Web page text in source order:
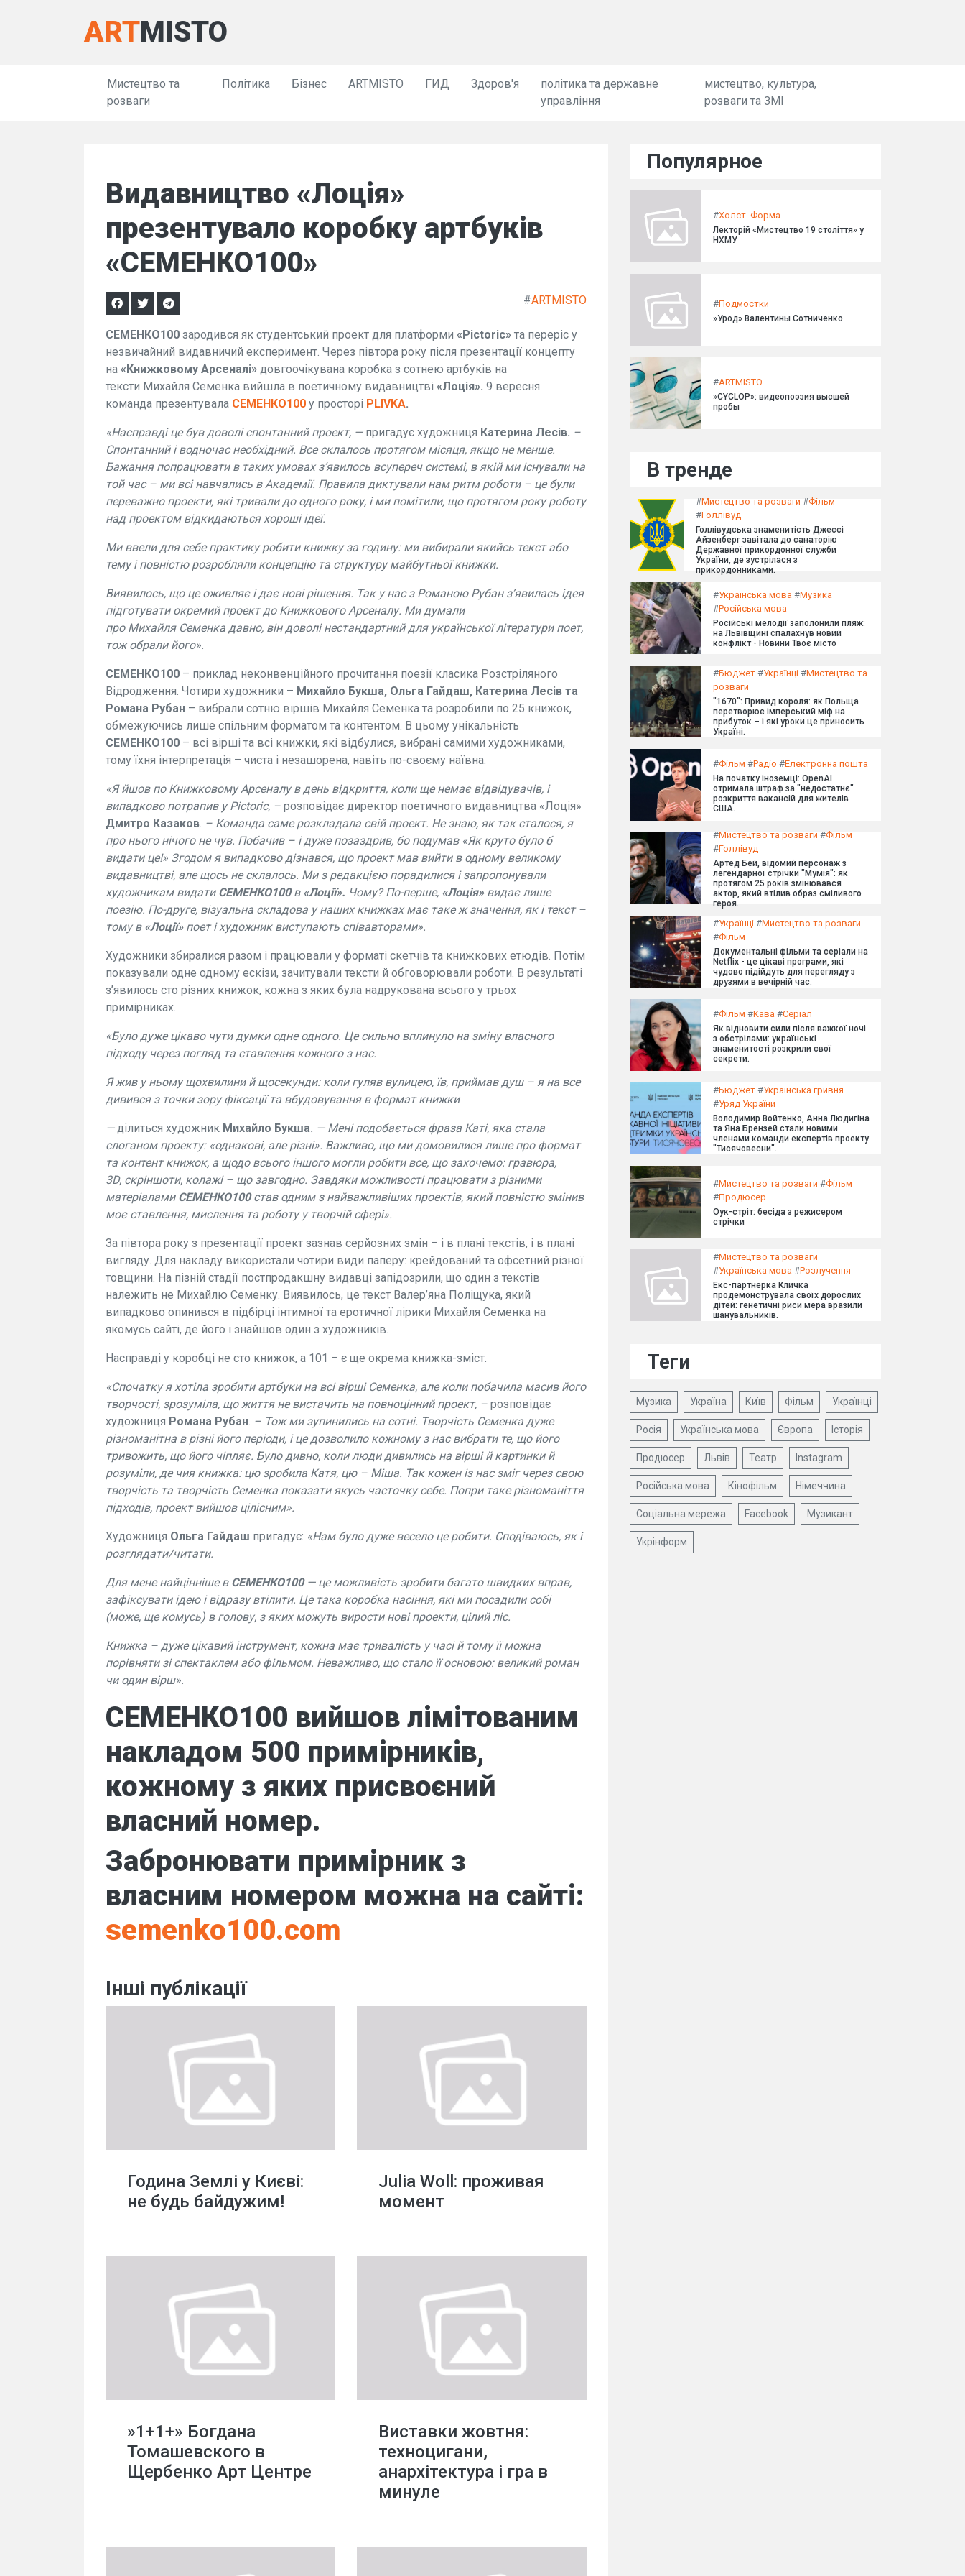
ARTMISTO
Мистецтво та
розваги
Політика Бізнес ARTMISTO ГИД Здоров'я
політика та державне
управління
мистецтво, культура,
розваги та ЗМІ
Видавництво «Лоція»
презентувало коробку артбуків
«СЕМЕНКО100»
#ARTMISTO
СЕМЕНКО100 зародився як студентський проект для платформи «Pictoric» та переріс у
незвичайний видавничий експеримент. Через півтора року після презентації концепту
на «Книжковому Арсеналі» довгоочікувана коробка з сотнею артбуків на
тексти Михайля Семенка вийшла в поетичному видавництві «Лоція». 9 вересня
команда презентувала СЕМЕНКО100 у просторі PLIVKA.
«Насправді це був доволі спонтанний проект, — пригадує художниця Катерина Лесів. –
Спонтанний і водночас необхідний. Все склалось протягом місяця, якщо не менше.
Бажання попрацювати в таких умовах з’явилось всупереч системі, в якій ми існували на
той час – ми всі навчались в Академії. Правила диктували нам ритм роботи – це були
переважно проекти, які тривали до одного року, і ми помітили, що протягом року роботу
над проектом відкидаються хороші ідеї.
Ми ввели для себе практику робити книжку за годину: ми вибирали якийсь текст або
тему і повністю розробляли концепцію та структуру майбутньої книжки.
Виявилось, що це оживляє і дає нові рішення. Так у нас з Романою Рубан з’явилась ідея
підготувати окремий проект до Книжкового Арсеналу. Ми думали
про МихайляСеменка давно, він доволі нестандартний для української літератури поет,
тож обрали його».
СЕМЕНКО100 – приклад неконвенційного прочитання поезії класика Розстріляного
Відродження. Чотири художники – Михайло Букша, Ольга Гайдаш, Катерина Лесів та
Романа Рубан – вибрали сотню віршів Михайля Семенка та розробили по 25 книжок,
обмежуючись лише спільним форматом та контентом. В цьому унікальність
СЕМЕНКО100 – всі вірші та всі книжки, які відбулися, вибрані самими художниками,
тому їхня інтерпретація – чиста і незашорена, навіть по-своєму наївна.
«Я йшов по Книжковому Арсеналу в день відкриття, коли ще немає відвідувачів, і
випадково потрапив у Pictoric, – розповідає директор поетичного видавництва «Лоція»
Дмитро Казаков. – Команда саме розкладала свій проект. Не знаю, як так сталося, я
про нього нічого не чув. Побачив – і дуже позаздрив, бо подумав «Як круто було б
видати це!» Згодом я випадково дізнався, що проект мав вийти в одному великому
видавництві, але щось не склалось. Ми з редакцією порадилися і запропонували
художникам видати СЕМЕНКО100в «Лоції». Чому? По-перше, «Лоція»видає лише
поезію. По-друге, візуальна складова у наших книжках має таке ж значення, як і текст –
тому в «Лоції»поет і художник виступають співавторами».
Художники збиралися разом і працювали у форматі скетчів та книжкових етюдів. Потім
показували одне одному ескізи, зачитували тексти й обговорювали роботи. В результаті
з’явилось сто різних книжок, кожна з яких була надрукована всього у трьох
примірниках.
«Було дуже цікаво чути думки одне одного. Це сильно вплинуло на зміну власного
підходу через погляд та ставлення кожного з нас.
Я жив у ньому щохвилини й щосекунди: коли гуляв вулицею, їв, приймав душ – я на все
дивився з точки зору фіксації та вбудовування в формат книжки
—ділиться художник Михайло Букша. — Мені подобається фраза Каті, яка стала
слоганом проекту: «однакові, але різні». Важливо, що ми домовилися лише про формат
та контент книжок, а щодо всього іншого могли робити все, що захочемо: гравюра,
3D, скріншоти, колажі – що завгодно. Завдяки можливості працювати з різними
матеріалами СЕМЕНКО100став одним з найважливіших проектів, який повністю змінив
моє ставлення, мислення та роботу у творчій сфері».
За півтора року з презентації проект зазнав серйозних змін – і в плані текстів, і в плані
вигляду. Для накладу використали чотири види паперу: крейдований та офсетний різної
товщини. На пізній стадії постпродакшну видавці запідозрили, що один з текстів
належить не Михайлю Семенку. Виявилось, це текст Валер’яна Поліщука, який
випадково опинився в підбірці інтимної та еротичної лірики Михайля Семенка на
якомусь сайті, де його і знайшов один з художників.
Насправді у коробці не сто книжок, а 101 – є ще окрема книжка-зміст.
«Спочатку я хотіла зробити артбукина всі вірші Семенка, але коли побачила масив його
творчості, зрозуміла, що життя не вистачить на повноцінний проект, – розповідає
художниця Романа Рубан. – Тож ми зупинились на сотні. Творчість Семенка дуже
різноманітна в різні його періоди, і це дозволило кожному з нас вибрати те, що його
тривожить, що його чіпляє. Було дивно, коли люди дивились на вірші й картинки й
розуміли, де чия книжка: цю зробила Катя, цю – Міша. Так кожен із нас зміг через свою
творчість та творчість Семенка показати якусь часточку себе. Попри таке різноманіття
підходів, проект вийшов цілісним».
Художниця Ольга Гайдаш пригадує: «Нам було дуже весело це робити. Сподіваюсь, як і
розглядати/читати.
Для мене найцінніше в СЕМЕНКО100— це можливість зробити багато швидких вправ,
зафіксувати ідею і відразу втілити. Це така коробка насіння, які ми посадили собі
(може, ще комусь) в голову, з яких можуть вирости нові проекти, цілий ліс.
Книжка – дуже цікавий інструмент, кожна має тривалість у часі й тому її можна
порівняти зі спектаклем або фільмом. Неважливо, що стало її основою: великий роман
чи один вірш».
СЕМЕНКО100 вийшов лімітованим
накладом 500 примірників,
кожному з яких присвоєний
власний номер.
Забронювати примірник з
власним номером можна на сайті:
semenko100.com
Інші публікації
Година Землі у Києві:
не будь байдужим!
Julia Woll: проживая
момент
»1+1+» Богдана
Томашевского в
Щербенко Арт Центре
Виставки жовтня:
техноцигани,
анархітектура і гра в
минуле
Популярное
#Холст. Форма
Лекторій «Мистецтво 19 століття» у
НХМУ
#Подмостки
»Урод» Валентины Сотниченко
#ARTMISTO
»CYCLOP»: видеопоэзия высшей
пробы
В тренде
#Мистецтво та розваги #Фільм
#Голлівуд
Голлівудська знаменитість Джессі
Айзенберг завітала до санаторію
Державної прикордонної служби
України, де зустрілася з
прикордонниками.
#Українська мова #Музика
#Російська мова
Російські мелодії заполонили пляж:
на Львівщині спалахнув новий
конфлікт - Новини Твоє місто
#Бюджет #Українці #Мистецтво та
розваги
"1670": Привид короля: як Польща
перетворює імперський міф на
прибуток – і які уроки це приносить
Україні.
#Фільм #Радіо #Електронна пошта
На початку іноземці: OpenAI
отримала штраф за "недостатнє"
розкриття вакансій для жителів
США.
#Мистецтво та розваги #Фільм
#Голлівуд
Артед Бей, відомий персонаж з
легендарної стрічки "Мумія": як
протягом 25 років змінювався
актор, який втілив образ сміливого
героя.
#Українці #Мистецтво та розваги
#Фільм
Документальні фільми та серіали на
Netflix - це цікаві програми, які
чудово підійдуть для перегляду з
друзями в вечірній час.
#Фільм #Кава #Серіал
Як відновити сили після важкої ночі
з обстрілами: українські
знаменитості розкрили свої
секрети.
#Бюджет #Українська гривня
#Уряд України
Володимир Войтенко, Анна Людигіна
та Яна Брензей стали новими
членами команди експертів проекту
"Тисячовесни".
#Мистецтво та розваги #Фільм
#Продюсер
Оук-стріт: бесіда з режисером
стрічки
#Мистецтво та розваги
#Українська мова #Розлучення
Екс-партнерка Кличка
продемонструвала своїх дорослих
дітей: генетичні риси мера вразили
шанувальників.
Теги
Музика Україна Київ Фільм Українці
Росія Українська мова Європа Історія
Продюсер Львів Театр Instagram
Російська мова Кінофільм Німеччина
Соціальна мережа Facebook Музикант
Укрінформ